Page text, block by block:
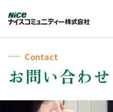
トップページ
Contact
お問い合わせ